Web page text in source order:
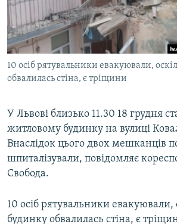
МУЛЬТИМЕДІА
ФОТО
СПЕЦПРОЄКТИ
ПОДКАСТИ
РУС
УКР
КТАТ
10 осіб рятувальники евакуювали,
обвалилась стіна, є тріщини
У Львові близько 11.30 18 грудня
житловому будинку на вулиці
Внаслідок цього двох мешканців
шпиталізували, повідомляє
Свобода.
10 осіб рятувальники евакуювали,
будинку обвалилась стіна, є